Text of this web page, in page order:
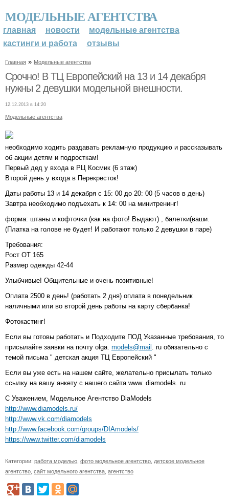
МОДЕЛЬНЫЕ АГЕНТСТВА
главная новости
модельные агентства
кастинги и работа
отзывы
Главная » Модельные агентства
Срочно! В ТЦ Европейский на 13 и 14 декабря
нужны 2 девушки модельной внешности.
12.12.2013 в 14:20
Модельные агентства
необходимо ходить раздавать рекламную продукцию и рассказывать
об акции детям и подросткам!
Первый дед у входа в РЦ Космик (6 этаж)
Второй день у входа в Перекресток!
Даты работы 13 и 14 декабря с 15: 00 до 20: 00 (5 часов в день)
Завтра необходимо подъехать к 14: 00 на минитренинг!
форма: штаны и кофточки (как на фото! Выдают) , балетки(ваши.
(Платка на голове не будет! И работают только 2 девушки в паре)
Требования:
Рост ОТ 165
Размер одежды 42-44
Улыбчивые! Общительные и очень позитивные!
Оплата 2500 в день! (работать 2 дня) оплата в понедельник
наличными или во второй день работы на карту сбербанка!
Фотокастинг!
Если вы готовы работать и Подходите ПОД Указанные требования, то
присылайте заявки на почту olga. models@mail . ru обязательно с
темой письма " детская акция ТЦ Европейский "
Если вы уже есть на нашем сайте, желательно присылать только
ссылку на вашу анкету с нашего сайта www. diamodels. ru
С Уважением, Модельное Агентство DiaModels
http://www.diamodels.ru/
http://www.vk.com/diamodels
http://www.facebook.com/groups/DIAmodels/
https://www.twitter.com/diamodels
Категории: работа моделью фото модельное агентство детское модельное
агентство сайт модельного агентства агентство